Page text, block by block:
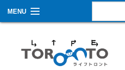
MENU
生活情報